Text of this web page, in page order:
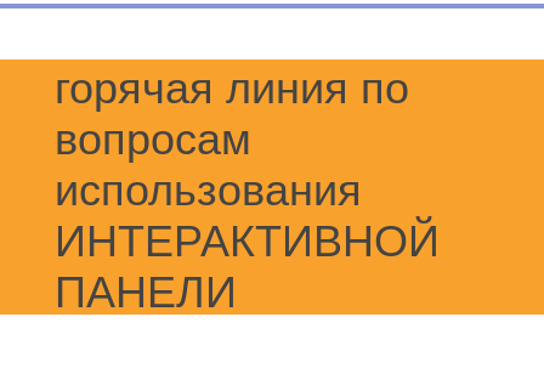
горячая линия по
вопросам
использования
ИНТЕРАКТИВНОЙ
ПАНЕЛИ